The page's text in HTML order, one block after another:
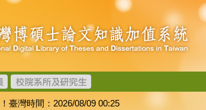
臺灣時間：2026/08/09 00:25